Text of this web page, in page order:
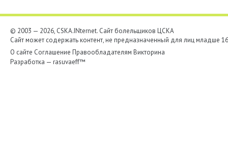
© 2003 — 2026, CSKA.INternet. Cайт болельщиков ЦСКА
Сайт может содержать контент, не предназначенный для лиц младше
О сайте Соглашение Правообладателям Викторина
Разработка — rasuvaeff™